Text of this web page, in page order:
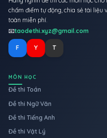
chấm điểm tự động, chia sẻ tài liệu
toàn miễn phí.
📧taodethi.xyz@gmail.com
F Y T
MÔN HỌC
Đề thi Toán
Đề thi Ngữ Văn
Đề thi Tiếng Anh
Đề thi Vật Lý